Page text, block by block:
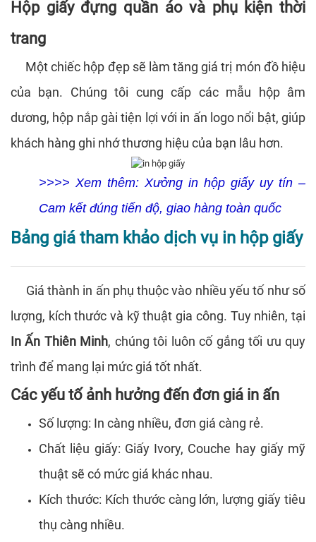
Hộp giấy đựng quần áo và phụ kiện thời
trang
Một chiếc hộp đẹp sẽ làm tăng giá trị món đồ hiệu
của bạn. Chúng tôi cung cấp các mẫu hộp âm
dương, hộp nắp gài tiện lợi với in ấn logo nổi bật, giúp
khách hàng ghi nhớ thương hiệu của bạn lâu hơn.
>>>> Xem thêm: Xưởng in hộp giấy uy tín –
Cam kết đúng tiến độ, giao hàng toàn quốc
Bảng giá tham khảo dịch vụ in hộp giấy
Giá thành in ấn phụ thuộc vào nhiều yếu tố như số
lượng, kích thước và kỹ thuật gia công. Tuy nhiên, tại
In Ấn Thiên Minh, chúng tôi luôn cố gắng tối ưu quy
trình để mang lại mức giá tốt nhất.
Các yếu tố ảnh hưởng đến đơn giá in ấn
Số lượng: In càng nhiều, đơn giá càng rẻ.
Chất liệu giấy: Giấy Ivory, Couche hay giấy mỹ
thuật sẽ có mức giá khác nhau.
Kích thước: Kích thước càng lớn, lượng giấy tiêu
thụ càng nhiều.